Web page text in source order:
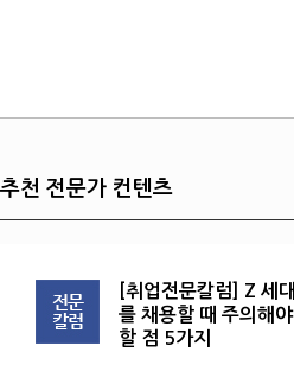
추천 전문가 컨텐츠
[취업전문칼럼] Z 세대
를 채용할 때 주의해야
할 점 5가지